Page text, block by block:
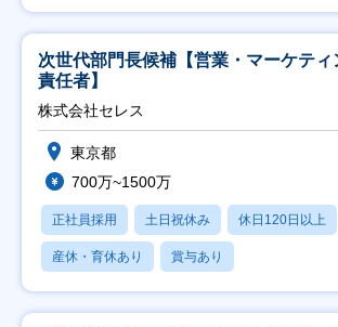
次世代部門長候補【営業・マーケテ
責任者】
株式会社セレス
東京都
700万~1500万
正社員採用 土日祝休み 休日120日以上
産休・育休あり 賞与あり